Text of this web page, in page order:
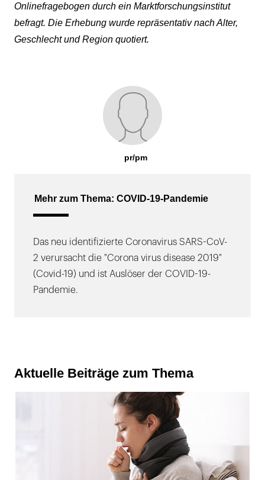
Onlinefragebogen durch ein Marktforschungsinstitut
befragt. Die Erhebung wurde repräsentativ nach Alter,
Geschlecht und Region quotiert.
pr/pm
Mehr zum Thema: COVID-19-Pandemie
Das neu identifizierte Coronavirus SARS-CoV-
2 verursacht die "Corona virus disease 2019"
(Covid-19) und ist Auslöser der COVID-19-
Pandemie.
Aktuelle Beiträge zum Thema